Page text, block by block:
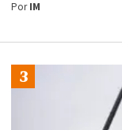
PorIM